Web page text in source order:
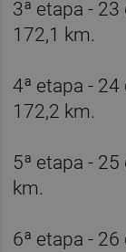
3ª etapa -
172,1 km.
4ª etapa -
172,2 km.
5ª etapa -
km.
6ª etapa -